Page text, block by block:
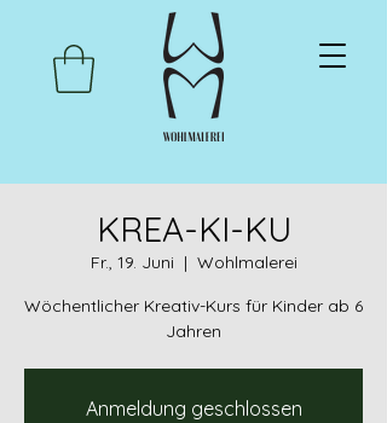
KREA-KI-KU
Fr., 19. Juni
  |
Wohlmalerei
Wöchentlicher Kreativ-Kurs für Kinder ab 6
Jahren
Anmeldung geschlossen